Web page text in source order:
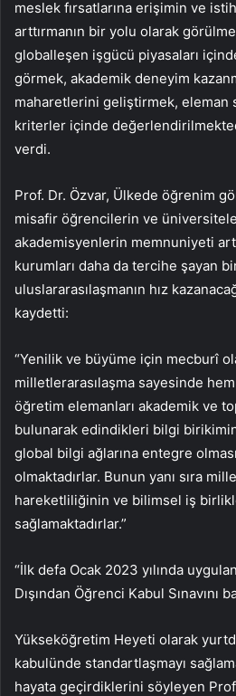
meslek fırsatlarına erişimin ve
arttırmanın bir yolu olarak
globalleşen işgücü piyasaları
görmek, akademik deneyim
maharetlerini geliştirmek, eleman
kriterler içinde
verdi.
Prof. Dr. Özvar, Ülkede öğrenim
misafir öğrencilerin ve
akademisyenlerin memnuniyeti
kurumları daha da tercihe şayan
uluslararasılaşmanın hız
kaydetti:
“Yenilik ve büyüme için mecburî
milletlerarasılaşma sayesinde
öğretim elemanları akademik ve
bulunarak edindikleri bilgi
global bilgi ağlarına entegre
olmaktadırlar. Bunun yanı sıra
hareketliliğinin ve bilimsel iş
sağlamaktadırlar.”
“İlk defa Ocak 2023 yılında
Dışından Öğrenci Kabul Sınavını
Yükseköğretim Heyeti olarak
kabulünde standartlaşmayı
hayata geçirdiklerini söyleyen